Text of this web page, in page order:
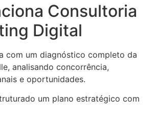
Consultoria
Digital
com um diagnóstico completo da
analisando concorrência,
e oportunidades.
um plano estratégico com